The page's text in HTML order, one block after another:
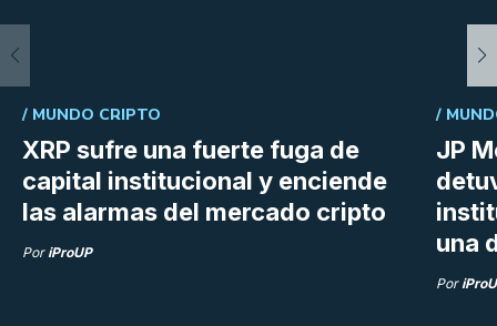
XRP sufre una fuerte fuga de
capital institucional y enciende
las alarmas del mercado cripto
/ MUNDO CRIPTO
PoriProUP
JP
una
/
Por